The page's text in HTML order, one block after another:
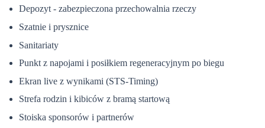
Depozyt - zabezpieczona przechowalnia rzeczy
Szatnie i prysznice
Sanitariaty
Punkt z napojami i posiłkiem regeneracyjnym po biegu
Ekran live z wynikami (STS-Timing)
Strefa rodzin i kibiców z bramą startową
Stoiska sponsorów i partnerów